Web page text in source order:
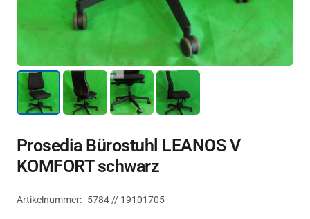
Prosedia Bürostuhl LEANOS V
KOMFORT schwarz
Artikelnummer: 5784 // 19101705